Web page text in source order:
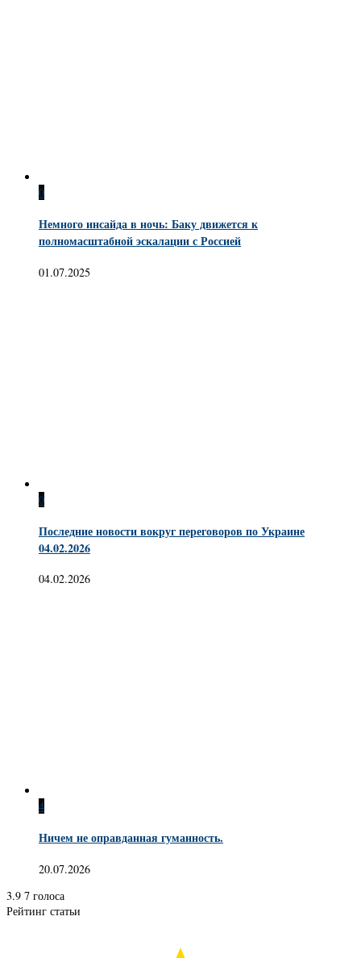
0
Немного инсайда в ночь: Баку движется к
полномасштабной эскалации с Россией
01.07.2025
0
Последние новости вокруг переговоров по Украине
04.02.2026
04.02.2026
4
Ничем не оправданная гуманность.
20.07.2026
3.9 7 голоса
Рейтинг статьи